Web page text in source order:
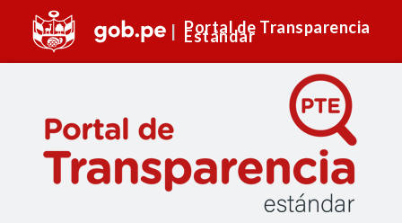
Portal de Transparencia
Estándar